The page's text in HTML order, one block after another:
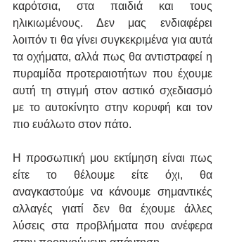
καρότσια, στα παιδιά και τους
ηλικιωμένους. Δεν μας ενδιαφέρει
λοιπόν τι θα γίνει συγκεκριμένα για αυτά
τα οχήματα, αλλά πως θα αντιστραφεί η
πυραμίδα προτεραιοτήτων που έχουμε
αυτή τη στιγμή στον αστικό σχεδιασμό
με το αυτοκίνητο στην κορυφή και τον
πιο ευάλωτο στον πάτο.
Η προσωπική μου εκτίμηση είναι πως
είτε το θέλουμε είτε όχι, θα
αναγκαστούμε να κάνουμε σημαντικές
αλλαγές γιατί δεν θα έχουμε άλλες
λύσεις στα προβλήματα που ανέφερα